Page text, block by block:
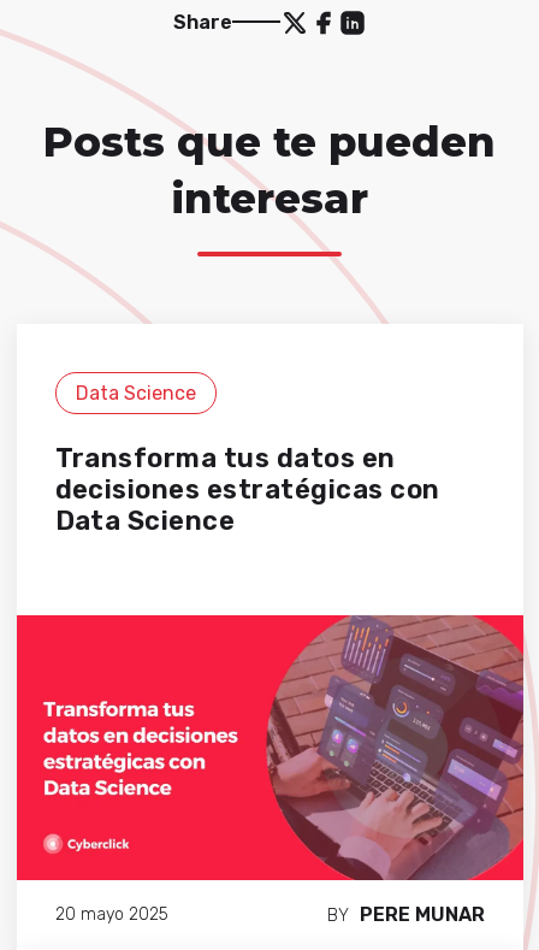
Share
Posts que te pueden
interesar
Data Science
Transforma tus datos en
decisiones estratégicas con
Data Science
20 mayo 2025 BY PERE MUNAR